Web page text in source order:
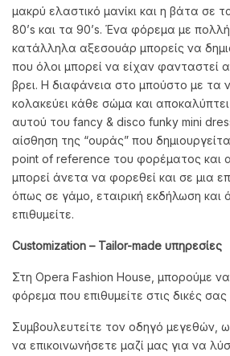
μακρύ ελαστικό μανίκι και η βάτα σε
80’s και τα 90’s. Ένα φόρεμα με
κατάλληλα αξεσουάρ μπορείς να
που όλοι μπορεί να είχαν φανταστεί
βρει. Η διαφάνεια στο μπούστο με τα
κολακεύει κάθε σώμα και
αυτού του fancy & disco funky mini
αίσθηση της “ουράς” που
point of reference του φορέματος και
μπορεί άνετα να φορεθεί και σε μια
όπως σε γάμο, εταιρική εκδήλωση και
επιθυμείτε.
Customization – Tailor-made υπηρεσίες
Στη Opera Fashion House, μπορούμε
φόρεμα που επιθυμείτε στις δικές σας
Συμβουλευτείτε τον οδηγό μεγεθών,
να επικοινωνήσετε μαζί μας για να